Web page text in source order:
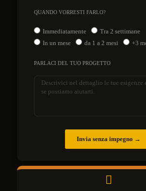
QUANDO VORRESTI FARLO?
Immediatamente
Tra 2 settimane
In un mese
da 1 a 2 mesi +3
PARLACI DEL TUO PROGETTO
Invia senza impegno →